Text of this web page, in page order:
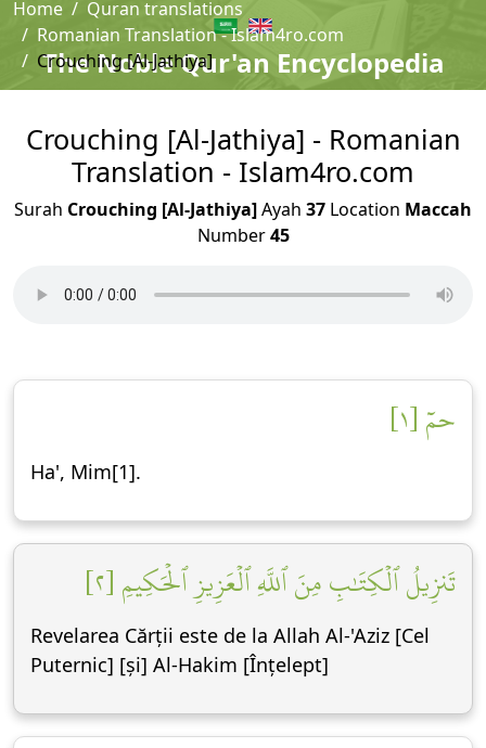
The Noble Qur'an Encyclopedia
Home
Quran translations
Romanian Translation - Islam4ro.com
Crouching [Al-Jathiya]
Crouching [Al-Jathiya] - Romanian
Translation - Islam4ro.com
Surah Crouching [Al-Jathiya]Ayah 37 Location Maccah
Number45
حمٓ [١]
Ha', Mim[1].
تَنزِيلُ ٱلۡكِتَٰبِ مِنَ ٱللَّهِ ٱلۡعَزِيزِ ٱلۡحَكِيمِ [٢]
Revelarea Cărții este de la Allah Al-'Aziz [Cel
Puternic] [și] Al-Hakim [Înțelept]